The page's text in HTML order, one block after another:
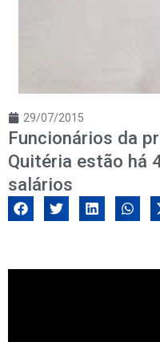
29/07/2015
Funcionários da
Quitéria estão há
salários